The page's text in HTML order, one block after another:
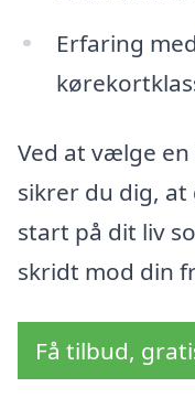
Erfaring
Ved at vælge en
sikrer du dig,
start på dit liv
skridt mod din
Få tilbud,